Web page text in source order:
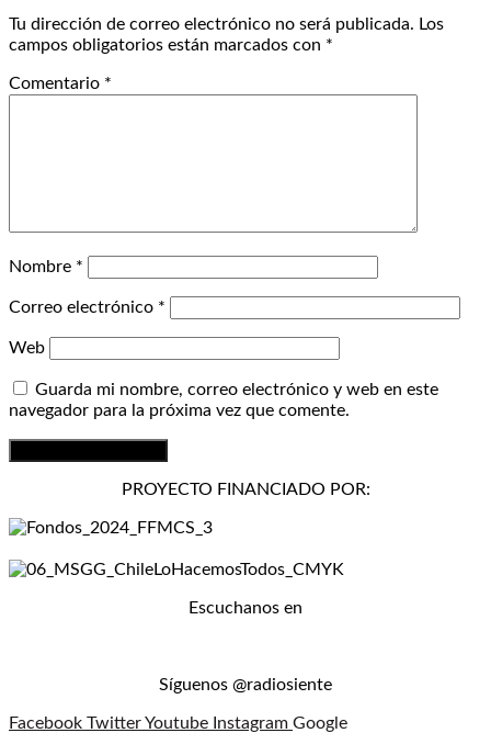
Tu dirección de correo electrónico no será publicada. Los
campos obligatorios están marcados con *
Comentario *
Nombre *
Correo electrónico *
Web
Guarda mi nombre, correo electrónico y web en este
navegador para la próxima vez que comente.
PROYECTO FINANCIADO POR:
Escuchanos en
Síguenos @radiosiente
Facebook TwitterYoutube Instagram Google